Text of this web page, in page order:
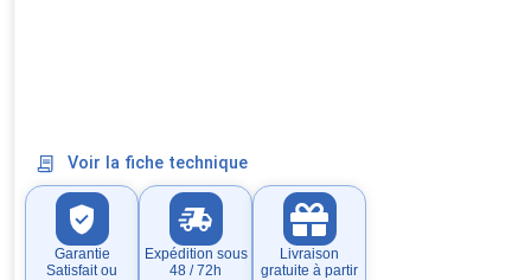
Voir la fiche technique
Garantie
Satisfait ou
Expédition sous
48 / 72h
Livraison
gratuite à partir